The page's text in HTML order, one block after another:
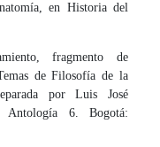
en Historia del
fragmento de
de Filosofía de la
por Luis José
Antología 6. Bogotá: